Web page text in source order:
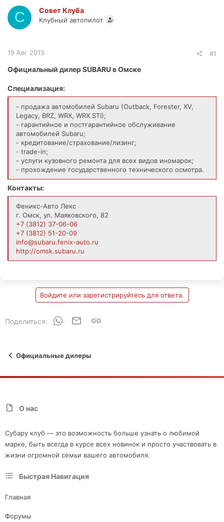
С Совет Клуба
Клубный автопилот
19 Авг 2015 #1
Официальный дилер SUBARU в Омске
Специализация:
- продажа автомобилей Subaru (Outback, Forester, XV,
Legacy, BRZ, WRX, WRX STI);
- гарантийное и постгарантийное обслуживание
автомобилей Subaru;
- кредитование/страхование/лизинг;
- trade-in;
- услуги кузовного ремонта для всех видов иномарок;
- прохождение государственного технического осмотра.
Контакты:
Феникс-Авто Лекс
г. Омск, ул. Маяковского, 82
+7 (3812) 37-06-06
+7 (3812) 51-20-09
info@subaru.fenix-auto.ru
http://omsk.subaru.ru
Войдите или зарегистрируйтесь для ответа.
Поделиться: WhatsAppЭлектронная почта
Официальные дилеры
О нас
Субару клуб — это возможность больше узнать о любимой
марке, быть всегда в курсе всех новинок и просто участвовать в
жизни огромной семьи вашего автомобиля.
Быстрая Навигация
Главная
Форумы